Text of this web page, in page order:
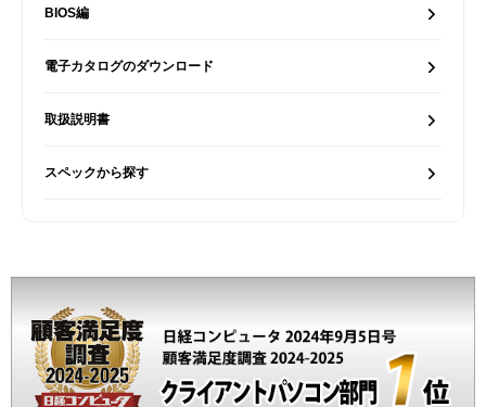
BIOS編
電子カタログのダウンロード
取扱説明書
スペックから探す